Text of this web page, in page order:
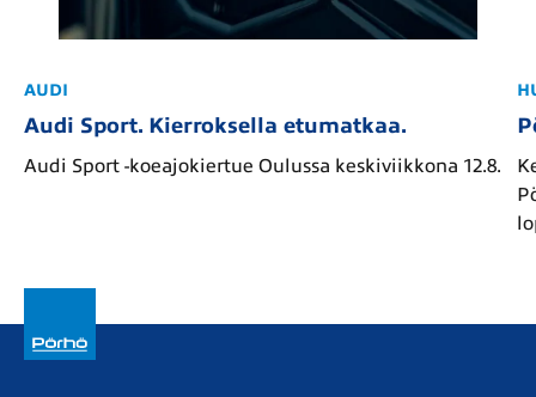
AUDI
Audi Sport. Kierroksella etumatkaa.
Audi Sport -koeajokiertue Oulussa keskiviikkona 12.8.